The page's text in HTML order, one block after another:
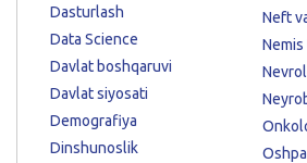
Dasturlash
Data Science
Davlat boshqaruvi
Davlat siyosati
Demografiya
Dinshunoslik
Neft